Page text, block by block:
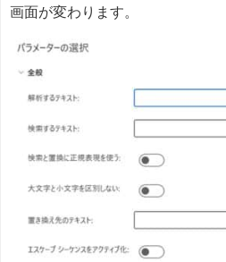
画面が変わります。